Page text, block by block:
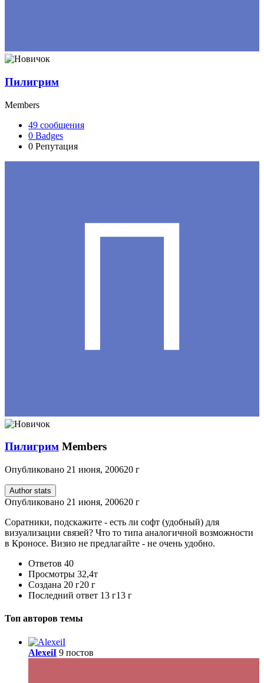
Пилигрим
Members
49 сообщения
0 Badges
0 Репутация
Пилигрим Members
Опубликовано 21 июня, 200620 г
Author stats
Опубликовано 21 июня, 200620 г
Соратники, подскажите - есть ли софт (удобный) для
визуализации связей? Что то типа аналогичной возможности
в Кроносе. Визио не предлагайте - не очень удобно.
Ответов 40
Просмотры 32,4т
Создана 20 г20 г
Последний ответ 13 г13 г
Топ авторов темы
AlexeiI 9 постов